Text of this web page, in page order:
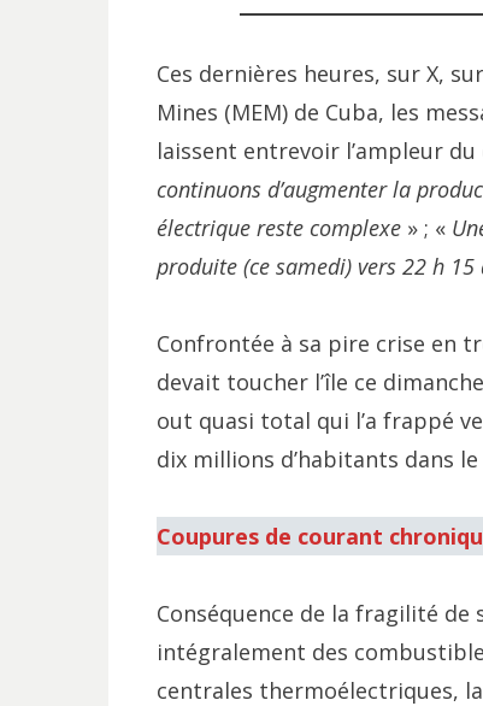
Ces dernières heures, sur X,
Mines (MEM) de Cuba, les
laissent entrevoir l’ampleur
continuons d’augmenter la
électrique reste complexe » ; «
produite (ce samedi) vers 22 h 15
Confrontée à sa pire crise en
devait toucher l’île ce
out quasi total qui l’a frappé
dix millions d’habitants dans
Coupures de courant
Conséquence de la fragilité
intégralement des
centrales thermoélectriques,